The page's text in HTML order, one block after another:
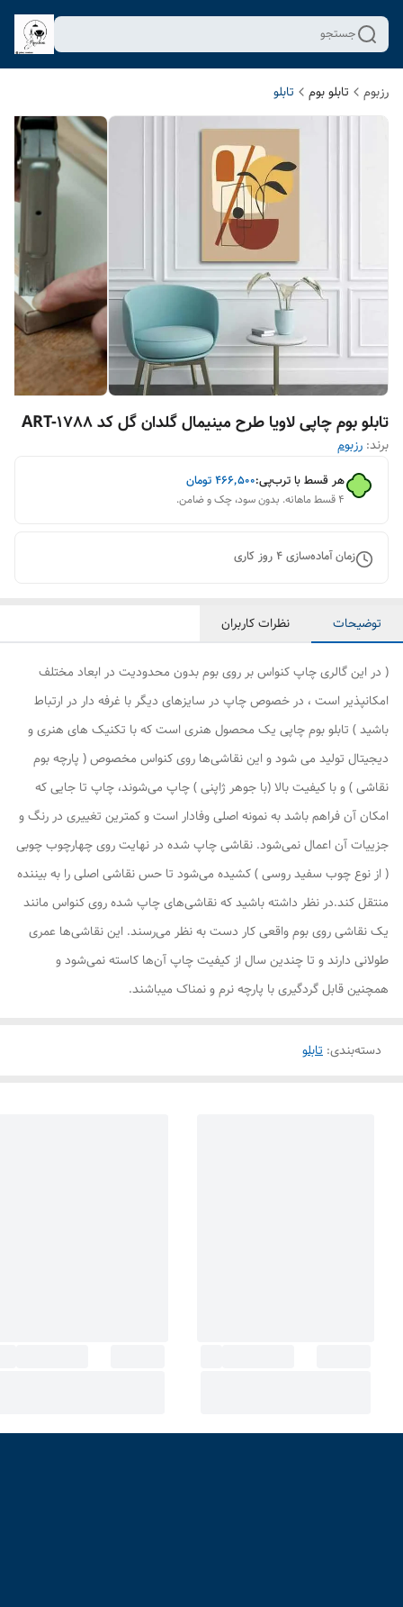
جستجو
رزبوم تابلو بوم تابلو
تابلو بوم چاپی لاویا طرح مینیمال گلدان گل کد ART-1788
برند: رزبوم
هر قسط با ترب‌پی:۴۶۶٬۵۰۰تومان
۴ قسط ماهانه. بدون سود، چک و ضامن.
زمان آماده‌سازی4روز کاری
توضیحات نظرات کاربران
( در این گالری چاپ کنواس بر روی بوم بدون محدودیت در ابعاد مختلف
امکانپذیر است ، در خصوص چاپ در سایزهای دیگر با غرفه دار در ارتباط
باشید ) تابلو بوم چاپی یک محصول هنری است که با تکنیک های هنری و
دیجیتال تولید می شود و این نقاشی‌ها روی کنواس مخصوص ( پارچه بوم
نقاشی ) و با کیفیت بالا (با جوهر ژاپنی ) چاپ می‌شوند، چاپ تا جایی که
امکان آن فراهم باشد به نمونه اصلی وفادار است و کمترین تغییری در رنگ و
جزییات آن اعمال نمی‌شود. نقاشی چاپ شده در نهایت روی چهارچوب چوبی
( از نوع چوب سفید روسی ) کشیده می‌شود تا حس نقاشی اصلی را به بیننده
منتقل کند.در نظر داشته باشید که نقاشی‌های چاپ شده روی کنواس مانند
یک نقاشی روی بوم واقعی کار دست به نظر می‌رسند. این نقاشی‌ها عمری
طولانی دارند و تا چندین سال از کیفیت چاپ آن‌ها کاسته نمی‌شود و
همچنین قابل گردگیری با پارچه نرم و نمناک میباشند.
دسته‌بندی: تابلو